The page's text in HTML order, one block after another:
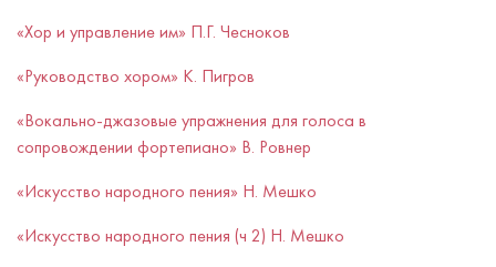
«Хор и управление им» П.Г. Чесноков
«Руководство хором» К. Пигров
«Вокально-джазовые упражнения для голоса в
сопровождении фортепиано» В. Ровнер
«Искусство народного пения» Н. Мешко
«Искусство народного пения (ч 2) Н. Мешко